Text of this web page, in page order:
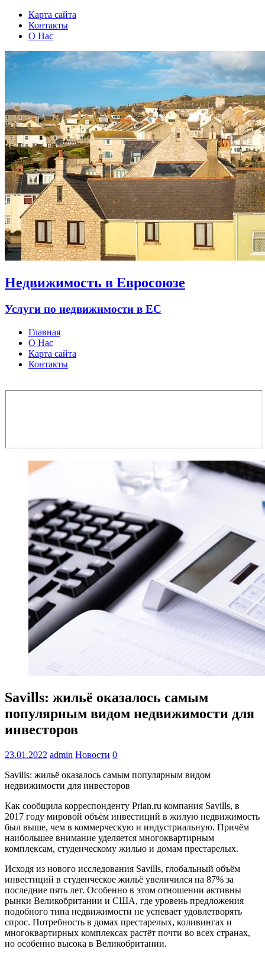
Карта сайта
Контакты
О Нас
Недвижимость в Евросоюзе
Услуги по недвижимости в ЕС
Главная
О Нас
Карта сайта
Контакты
Savills: жильё оказалось самым
популярным видом недвижимости для
инвесторов
23.01.2022 admin Новости 0
Savills: жильё оказалось самым популярным видом
недвижимости для инвесторов
Как сообщила корреспонденту Prian.ru компания Savills, в
2017 году мировой объём инвестиций в жилую недвижимость
был выше, чем в коммерческую и индустриальную. Причём
наибольшее внимание уделяется многоквартирным
комплексам, студенческому жилью и домам престарелых.
Исходя из нового исследования Savills, глобальный объём
инвестиций в студенческое жильё увеличился на 87% за
последние пять лет. Особенно в этом отношении активны
рынки Великобритании и США, где уровень предложения
подобного типа недвижимости не успевает удовлетворять
спрос. Потребность в домах престарелых, коливингах и
многоквартирных комплексах растёт почти во всех странах,
но особенно высока в Великобритании.